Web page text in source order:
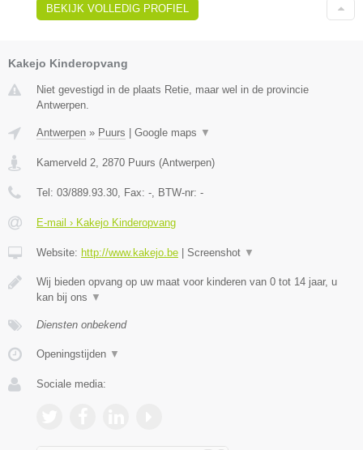
BEKIJK VOLLEDIG PROFIEL
Kakejo Kinderopvang
Niet gevestigd in de plaats Retie, maar wel in de provincie
Antwerpen.
Antwerpen » Puurs Google maps ▼
Kamerveld 2, 2870 Puurs (Antwerpen)
Tel: 03/889.93.30, Fax: -, BTW-nr: -
E-mail › Kakejo Kinderopvang
Website: http://www.kakejo.be Screenshot ▼
Wij bieden opvang op uw maat voor kinderen van 0 tot 14 jaar, u
kan bij ons ▼
Diensten onbekend
Openingstijden ▼
Sociale media: